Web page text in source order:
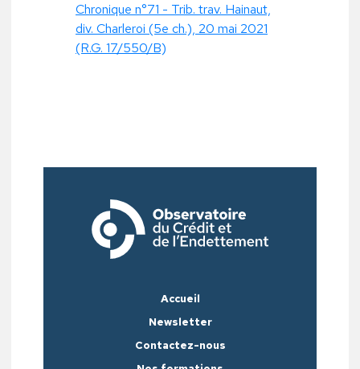
Chronique n°71 - Trib. trav. Hainaut,
div. Charleroi (5e ch.), 20 mai 2021
(R.G. 17/550/B)
Accueil
Newsletter
Contactez-nous